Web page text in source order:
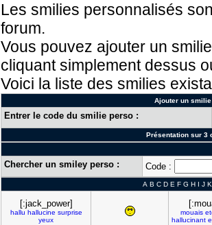
Les smilies personnalisés
forum.
Vous pouvez ajouter un
cliquant simplement dessus
Voici la liste des smilies
Ajouter un
Entrer le code du smilie perso :
Présentation sur 3
Chercher un smiley perso : Code :
A B C D E F G H I J K
[:jack_power]
hallu hallucine surprise
yeux
mouais
hallucinant